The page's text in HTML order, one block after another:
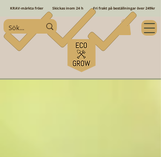
KRAV-märkta fröer Skickas inom 24 h Fri frakt på beställningar över 249kr